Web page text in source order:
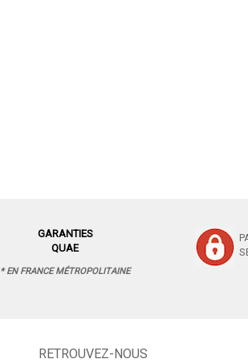
GARANTIES
QUAE
* EN FRANCE MÉTROPOLITAINE
RETROUVEZ-NOUS